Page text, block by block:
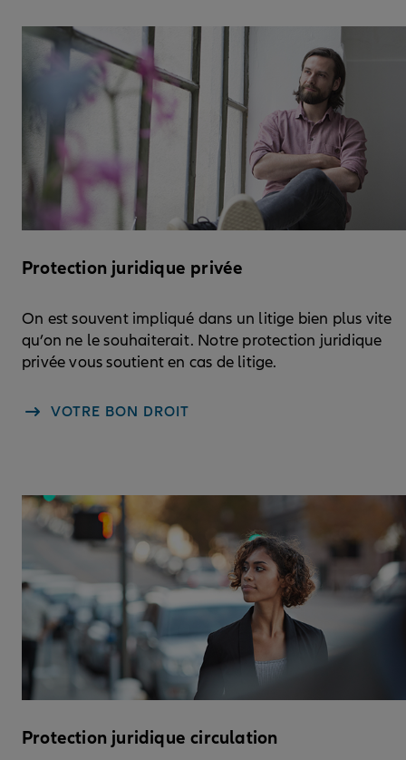
Protection juridique privée
On est souvent impliqué dans un litige bien plus vite
qu’on ne le souhaiterait. Notre protection juridique
privée vous soutient en cas de litige.
VOTRE BON DROIT
Protection juridique circulation